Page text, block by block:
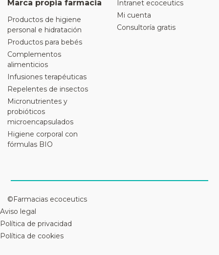
Marca propia farmacia
Productos de higiene
personal e hidratación
Productos para bebés
Complementos
alimenticios
Infusiones terapéuticas
Repelentes de insectos
Micronutrientes y
probióticos
microencapsulados
Higiene corporal con
fórmulas BIO
Intranet ecoceutics
Mi cuenta
Consultoría gratis
©Farmacias ecoceutics
Aviso legal
Política de privacidad
Política de cookies